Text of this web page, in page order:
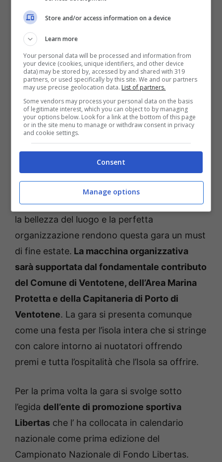
preannuncia entusiasmante, con oltre 200
Lombardia alla Sicilia anche se la maggior
parte degli atleti viene dal Lazio e dalla
Campania. Molti sono, inoltre, gli atleti che
hanno preso parte a tutte le edizioni perché
la bellezza del luogo e la perfetta
organizzazione rendono questa gara un must
di fine estate. La macchina organizzativa
sarà supportata dal fondamentale contributo
del Comune di Ventotene, dell’Area Marina
Protetta e della Capitaneria di Porto di
Ventotene. La gara si presenta comunque
come una festa per l’isola intera che si stringe
con calore intorno ai nuotatori offrendo
premi e tutta l’ospitalità che l’Isola sa offrire.
Per la prima volta la gara si svolge sotto
l’egida dell’ente di promozione sportiva
Libertas che l’ ha collocata in calendario
nazionale come prima edizione del
Campionato Nazionale di Fondo Libertas.
Store and/or access information on a device
Learn more
Your personal data will be processed and information from
your device (cookies, unique identifiers, and other device
data) may be stored by, accessed by and shared with 319
partners, or used specifically by this site. We and our partners
may use precise geolocation data. List of partners.
Some vendors may process your personal data on the basis
of legitimate interest, which you can object to by managing
your options below. Look for a link at the bottom of this page
or in the site menu to manage or withdraw consent in privacy
and cookie settings.
Consent
Manage options